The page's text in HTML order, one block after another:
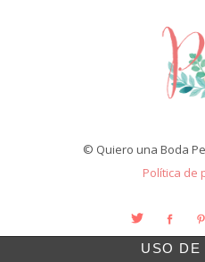
© Quiero una Boda
Política de
USO DE